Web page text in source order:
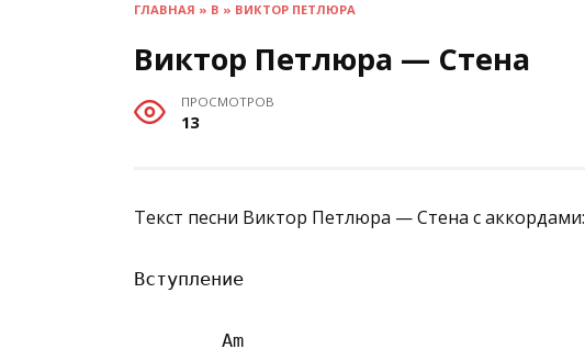
ГЛАВНАЯ » В » ВИКТОР ПЕТЛЮРА
Виктор Петлюра — Стена
ПРОСМОТРОВ
13
Текст песни Виктор Петлюра — Стена с аккордами:
Вступление
        Am